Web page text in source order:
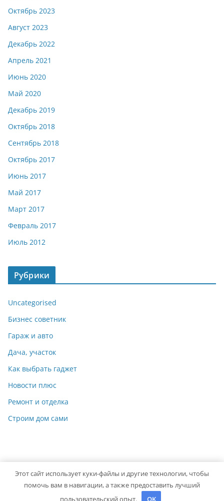
Октябрь 2023
Август 2023
Декабрь 2022
Апрель 2021
Июнь 2020
Май 2020
Декабрь 2019
Октябрь 2018
Сентябрь 2018
Октябрь 2017
Июнь 2017
Май 2017
Март 2017
Февраль 2017
Июль 2012
Рубрики
Uncategorised
Бизнес советник
Гараж и авто
Дача, участок
Как выбрать гаджет
Новости плюс
Ремонт и отделка
Строим дом сами
Copyright © 2026 Мастер на Все Руки. Powered byColorMag
Этот сайт использует куки-файлы и другие технологии, чтобы
помочь вам в навигации, а также предоставить лучший
пользовательский опыт.
OK